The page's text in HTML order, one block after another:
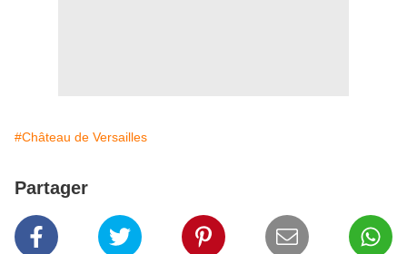
#Château de Versailles
Partager